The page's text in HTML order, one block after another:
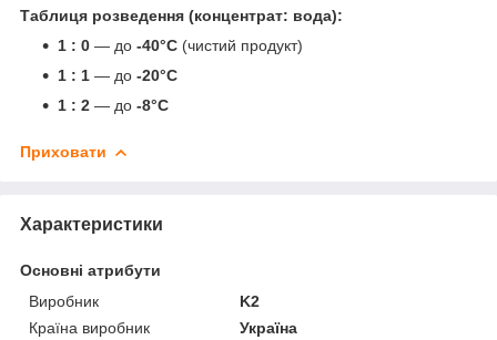
Таблиця розведення (концентрат: вода):
1 : 0 — до -40°C (чистий продукт)
1 : 1 — до -20°C
1 : 2 — до -8°C
Приховати
Характеристики
Основні атрибути
Виробник
K2
Країна виробник
Україна